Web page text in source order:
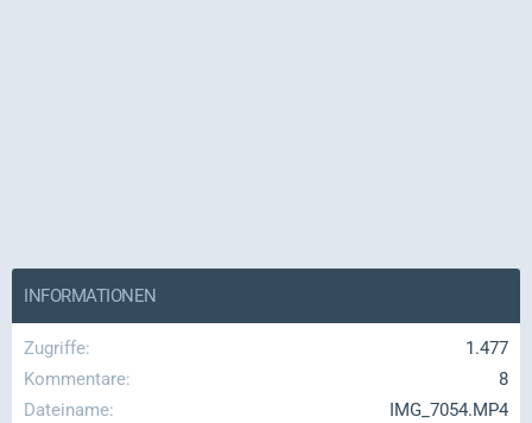
INFORMATIONEN
Zugriffe
1.477
Kommentare
8
Dateiname
IMG_7054.MP4